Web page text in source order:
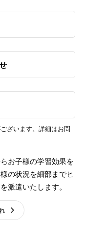
ざいます。詳細はお問
お子様の学習効果を
の状況を細部までヒ
派遣いたします。